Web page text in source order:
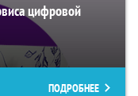
цифровой
ПОДРОБНЕЕ